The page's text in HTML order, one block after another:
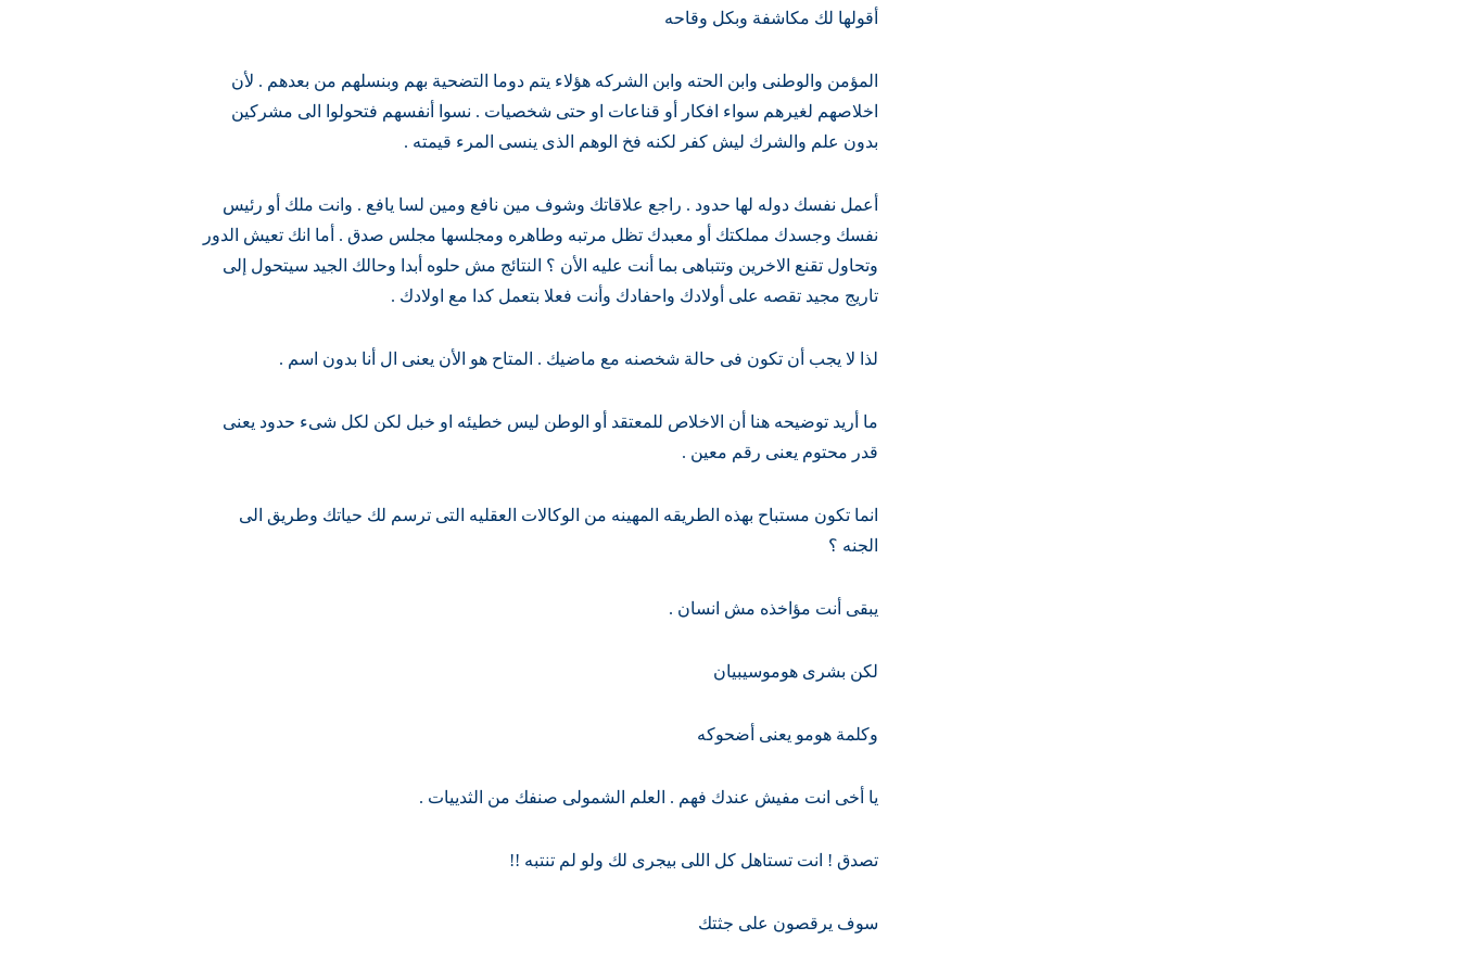
أقولها لك مكاشفة وبكل وقاحه
المؤمن والوطنى وابن الحته وابن الشركه هؤلاء يتم دوما التضحية بهم وبنسلهم من بعدهم . لأن
اخلاصهم لغيرهم سواء افكار أو قناعات او حتى شخصيات . نسوا أنفسهم فتحولوا الى مشركين
بدون علم والشرك ليش كفر لكنه فخ الوهم الذى ينسى المرء قيمته .
أعمل نفسك دوله لها حدود . راجع علاقاتك وشوف مين نافع ومين لسا يافع . وانت ملك أو رئيس
نفسك وجسدك مملكتك أو معبدك تظل مرتبه وطاهره ومجلسها مجلس صدق . أما انك تعيش الدور
وتحاول تقنع الاخرين وتتباهى بما أنت عليه الأن ؟ النتائج مش حلوه أبدا وحالك الجيد سيتحول إلى
تاريج مجيد تقصه على أولادك واحفادك وأنت فعلا بتعمل كدا مع اولادك .
لذا لا يجب أن تكون فى حالة شخصنه مع ماضيك . المتاح هو الأن يعنى ال أنا بدون اسم .
ما أريد توضيحه هنا أن الاخلاص للمعتقد أو الوطن ليس خطيئه او خبل لكن لكل شىء حدود يعنى
قدر محتوم يعنى رقم معين .
انما تكون مستباح بهذه الطريقه المهينه من الوكالات العقليه التى ترسم لك حياتك وطريق الى
الجنه ؟
يبقى أنت مؤاخذه مش انسان .
لكن بشرى هوموسيبيان
وكلمة هومو يعنى أضحوكه
يا أخى انت مفيش عندك فهم . العلم الشمولى صنفك من الثدييات .
تصدق ! انت تستاهل كل اللى بيجرى لك ولو لم تنتبه !!
سوف يرقصون على جثتك